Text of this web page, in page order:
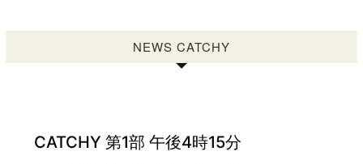
NEWS CATCHY
CATCHY 第1部 午後4時15分